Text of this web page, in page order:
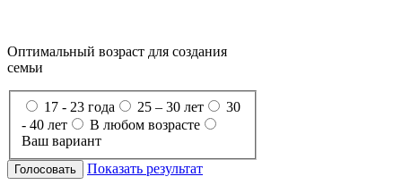
Оптимальный возраст для создания
семьи
17 - 23 года 25 – 30 лет
30
- 40 лет
В любом возрасте
Ваш вариант
Показать результат